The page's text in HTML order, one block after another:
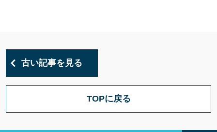
古い記事を見る
TOPに戻る